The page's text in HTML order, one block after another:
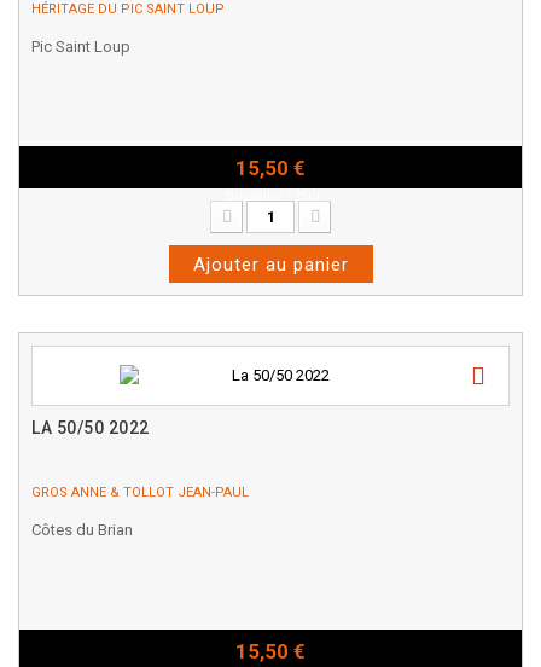
HÉRITAGE DU PIC SAINT LOUP
Pic Saint Loup
15,50 €
Ajouter au panier
LA 50/50 2022
GROS ANNE & TOLLOT JEAN-PAUL
Côtes du Brian
15,50 €